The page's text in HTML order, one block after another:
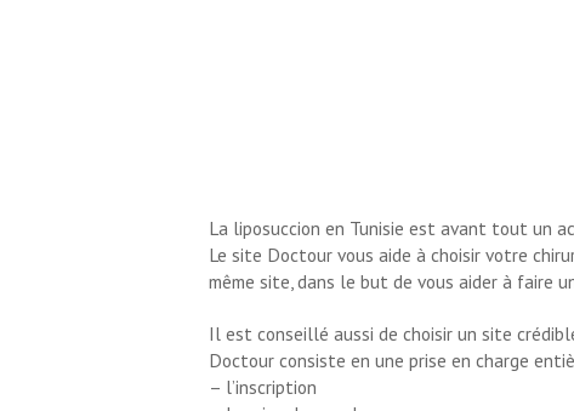
La liposuccion en Tunisie est avant tout un
Le site Doctour vous aide à choisir votre
même site, dans le but de vous aider à faire
Il est conseillé aussi de choisir un site
Doctour consiste en une prise en charge
– l’inscription